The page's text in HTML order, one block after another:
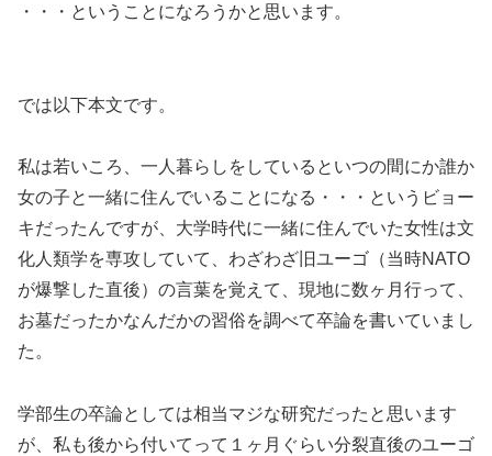
・・・ということになろうかと思います。
では以下本文です。
私は若いころ、一人暮らしをしているといつの間にか誰か
女の子と一緒に住んでいることになる・・・というビョー
キだったんですが、大学時代に一緒に住んでいた女性は文
化人類学を専攻していて、わざわざ旧ユーゴ（当時NATO
が爆撃した直後）の言葉を覚えて、現地に数ヶ月行って、
お墓だったかなんだかの習俗を調べて卒論を書いていまし
た。
学部生の卒論としては相当マジな研究だったと思います
が、私も後から付いてって１ヶ月ぐらい分裂直後のユーゴ